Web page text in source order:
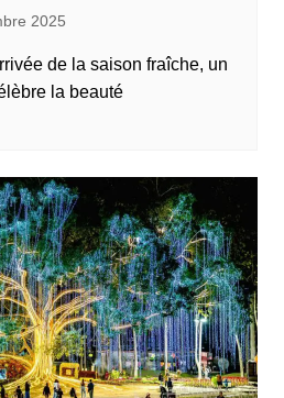
2025
de la saison fraîche, un
la beauté